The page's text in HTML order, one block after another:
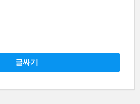
글싸기